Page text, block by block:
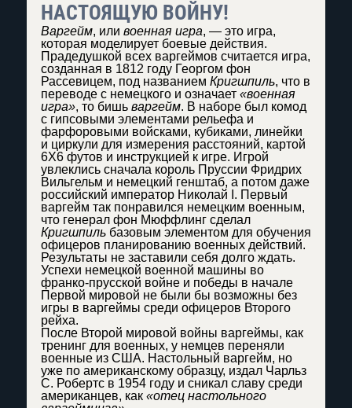
НАСТОЯЩУЮ ВОЙНУ!
Варгейм, или военная игра, — это игра,
которая моделирует боевые действия.
Прадедушкой всех варгеймов считается игра,
созданная в 1812 году Георгом фон
Рассевицем, под названием Кригшпиль, что в
переводе с немецкого и означает «военная
игра», то бишь варгейм. В наборе был комод
с гипсовыми элементами рельефа и
фарфоровыми войсками, кубиками, линейки
и циркули для измерения расстояний, картой
6X6 футов и инструкцией к игре. Игрой
увлеклись сначала король Пруссии Фридрих
Вильгельм и немецкий генштаб, а потом даже
российский император Николай I. Первый
варгейм так понравился немецким военным,
что генерал фон Мюффлинг сделал
Кригшпиль базовым элементом для обучения
офицеров планированию военных действий.
Результаты не заставили себя долго ждать.
Успехи немецкой военной машины во
франко-прусской войне и победы в начале
Первой мировой не были бы возможны без
игры в варгеймы среди офицеров Второго
рейха.
После Второй мировой войны варгеймы, как
тренинг для военных, у немцев переняли
военные из США. Настольный варгейм, но
уже по американскому образцу, издал Чарльз
С. Робертс в 1954 году и сникал славу среди
американцев, как «отец настольного